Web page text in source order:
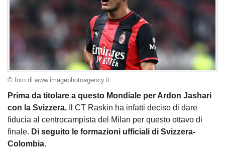
© foto di www.imagephotoagency.it
Prima da titolare a questo Mondiale per Ardon Jashari
con la Svizzera. Il CT Raskin ha infatti deciso di dare
fiducia al centrocampista del Milan per questo ottavo di
finale. Di seguito le formazioni ufficiali di Svizzera-
Colombia.